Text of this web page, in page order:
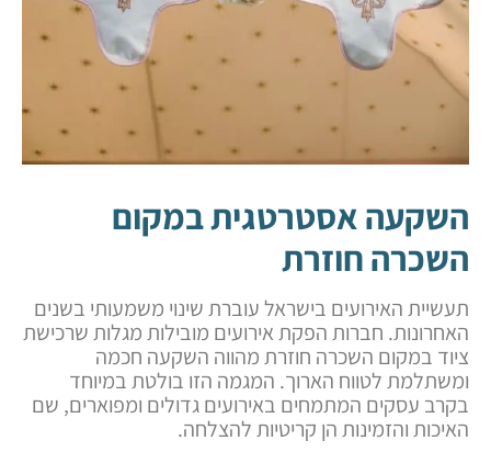
השקעה אסטרטגית במקום
השכרה חוזרת
תעשיית האירועים בישראל עוברת שינוי משמעותי בשנים
האחרונות. חברות הפקת אירועים מובילות מגלות שרכישת
ציוד במקום השכרה חוזרת מהווה השקעה חכמה
ומשתלמת לטווח הארוך. המגמה הזו בולטת במיוחד
בקרב עסקים המתמחים באירועים גדולים ומפוארים, שם
האיכות והזמינות הן קריטיות להצלחה.